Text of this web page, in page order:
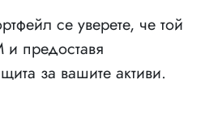
се уверете, че той
предоставя
за вашите активи.